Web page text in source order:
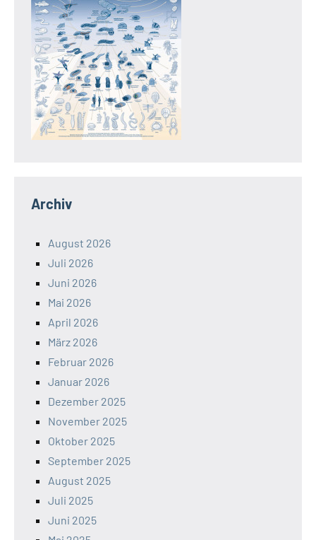
Archiv
August 2026
Juli 2026
Juni 2026
Mai 2026
April 2026
März 2026
Februar 2026
Januar 2026
Dezember 2025
November 2025
Oktober 2025
September 2025
August 2025
Juli 2025
Juni 2025